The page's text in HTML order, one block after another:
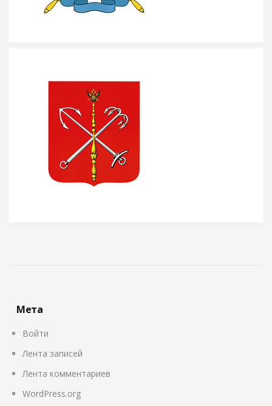
Мета
Войти
Лента записей
Лента комментариев
WordPress.org